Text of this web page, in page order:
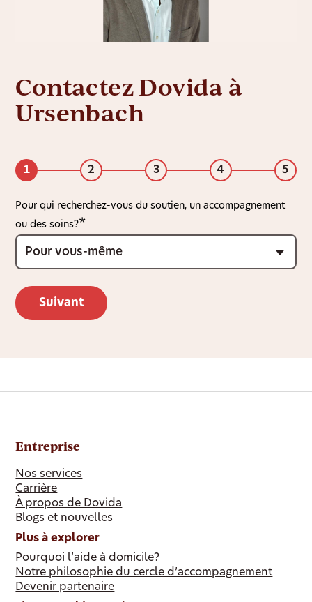
Contactez Dovida à
Ursenbach
1 2 3 4 5
Pour qui recherchez-vous du soutien, un accompagnement
ou des soins?
Entreprise
Nos services
Carrière
À propos de Dovida
Blogs et nouvelles
Plus à explorer
Pourquoi l’aide à domicile?
Notre philosophie du cercle d’accompagnement
Devenir partenaire